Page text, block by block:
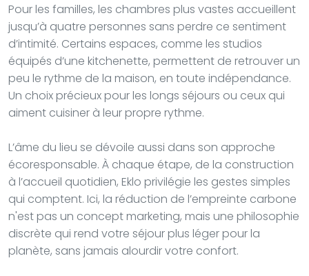
Pour les familles, les chambres plus vastes accueillent
jusqu’à quatre personnes sans perdre ce sentiment
d’intimité. Certains espaces, comme les studios
équipés d’une kitchenette, permettent de retrouver un
peu le rythme de la maison, en toute indépendance.
Un choix précieux pour les longs séjours ou ceux qui
aiment cuisiner à leur propre rythme.
L’âme du lieu se dévoile aussi dans son approche
écoresponsable. À chaque étape, de la construction
à l’accueil quotidien, Eklo privilégie les gestes simples
qui comptent. Ici, la réduction de l’empreinte carbone
n'est pas un concept marketing, mais une philosophie
discrète qui rend votre séjour plus léger pour la
planète, sans jamais alourdir votre confort.